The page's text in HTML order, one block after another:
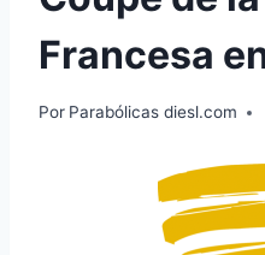
Francesa
Por Parabólicas diesl.com